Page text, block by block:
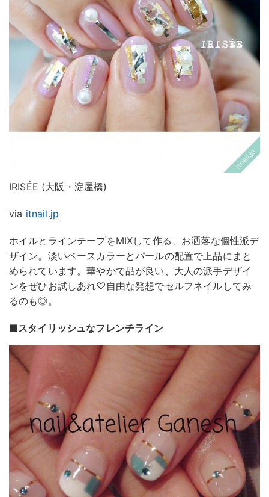
IRISÉE (大阪・淀屋橋)
via itnail.jp
ホイルとラインテープをMIXして作る、お洒落な個性派デ
ザイン。淡いベースカラーとパールの配置で上品にまと
められています。華やかで品が良い、大人の派手デザイ
ンをぜひお試しあれ♡自由な発想でセルフネイルしてみ
るのも◎。
■スタイリッシュなフレンチライン